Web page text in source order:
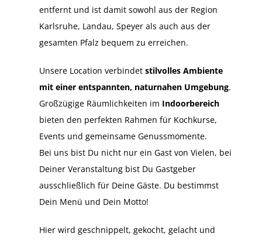
entfernt und ist damit sowohl aus der Region
Karlsruhe, Landau, Speyer als auch aus der
gesamten Pfalz bequem zu erreichen.
Unsere Location verbindetstilvolles Ambiente
mit einer entspannten, naturnahen Umgebung.
Großzügige Räumlichkeiten im Indoorbereich
bieten den perfekten Rahmen für Kochkurse,
Events und gemeinsame Genussmomente.
Bei uns bist Du nicht nur ein Gast von Vielen, bei
Deiner Veranstaltung bist Du Gastgeber
ausschließlich für Deine Gäste. Du bestimmst
Dein Menü und Dein Motto!
Hier wird geschnippelt, gekocht, gelacht und